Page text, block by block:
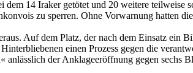
dem 14 Iraker getötet und 20 weitere
zu sperren. Ohne Vorwarnung hatten
Auf dem Platz, der nach dem Einsatz
einen Prozess gegen die
anlässlich der Anklageeröffnung gegen